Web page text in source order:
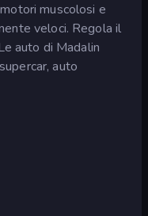
muscolosi e
veloci. Regola il
auto di Madalin
auto